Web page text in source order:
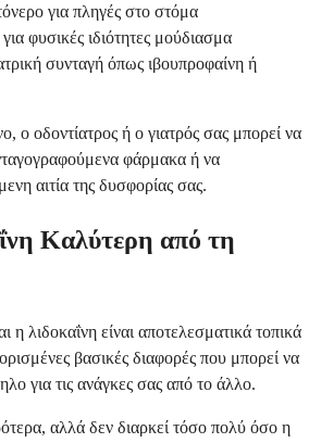
για πληγές στο στόμα
φυσικές ιδιότητες μούδιασμα
συνταγή όπως ιβουπροφαίνη ή
ο οδοντίατρος ή ο γιατρός σας μπορεί να
φάρμακα ή να
αιτία της δυσφορίας σας.
Καλύτερη από τη
η λιδοκαΐνη είναι αποτελεσματικά τοπικά
βασικές διαφορές που μπορεί να
για τις ανάγκες σας από το άλλο.
αλλά δεν διαρκεί τόσο πολύ όσο η